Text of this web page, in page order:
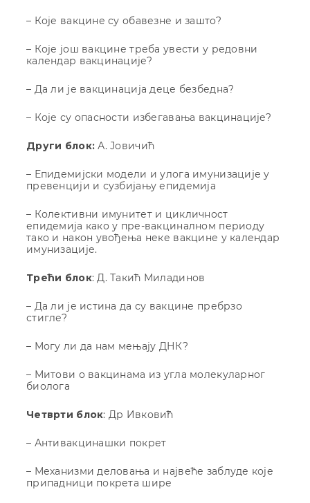
– Које вакцине су обавезне и зашто?
– Које још вакцине треба увести у редовни
календар вакцинације?
– Да ли је вакцинација деце безбедна?
– Које су опасности избегавања вакцинације?
Други блок: А. Јовичић
– Епидемијски модели и улога имунизације у
превенцији и сузбијању епидемија
– Колективни имунитет и цикличност
епидемија како у пре-вакциналном периоду
тако и након увођења неке вакцине у календар
имунизације.
Трећи блок: Д. Такић Миладинов
– Да ли је истина да су вакцине пребрзо
стигле?
– Могу ли да нам мењају ДНК?
– Митови о вакцинама из угла молекуларног
биолога
Четврти блок: Др Ивковић
– Антивакцинашки покрет
– Механизми деловања и највеће заблуде које
припадници покрета шире